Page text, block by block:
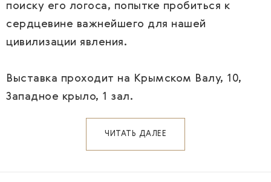
поиску его логоса, попытке пробиться к
сердцевине важнейшего для нашей
цивилизации явления.
Выставка проходит на Крымском Валу, 10,
Западное крыло, 1 зал.
ЧИТАТЬ ДАЛЕЕ